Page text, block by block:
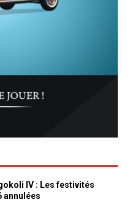
IV : Les festivités
annulées